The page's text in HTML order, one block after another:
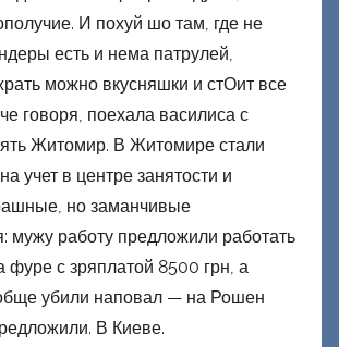
И похуй шо там, где не
есть и нема патрулей,
можно вкусняшки и стОит все
говоря, поехала василиса с
Житомир. В Житомире стали
учет в центре занятости и
но заманчивые
мужу работу предложили работать
фуре с зряплатой 8500 грн, а
убили наповал — на Рошен
В Киеве.